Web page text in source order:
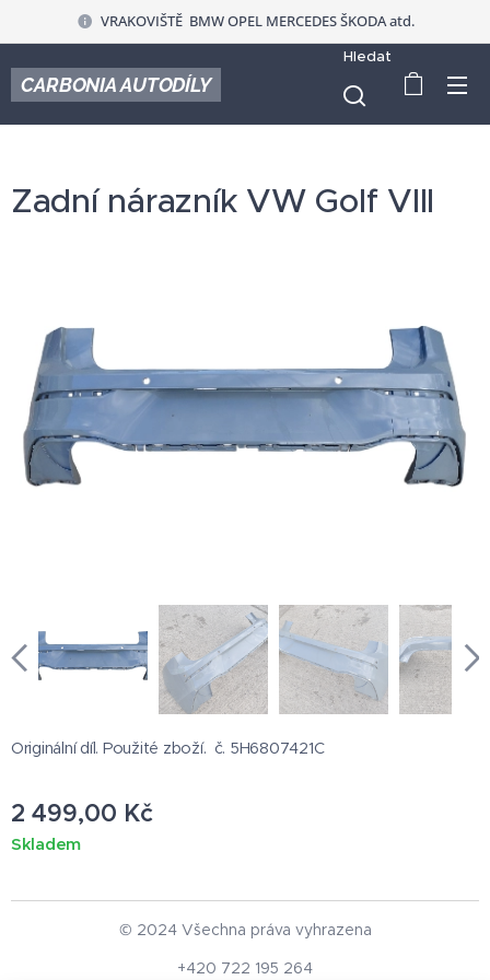
VRAKOVIŠTĚ BMW OPEL MERCEDES ŠKODA atd.
CARBONIA AUTODÍLY
Hledat
Zadní nárazník VW Golf VIII
Originální díl. Použité zboží. č. 5H6807421C
2 499,00 Kč
Skladem
© 2024 Všechna práva vyhrazena
+420 722 195 264